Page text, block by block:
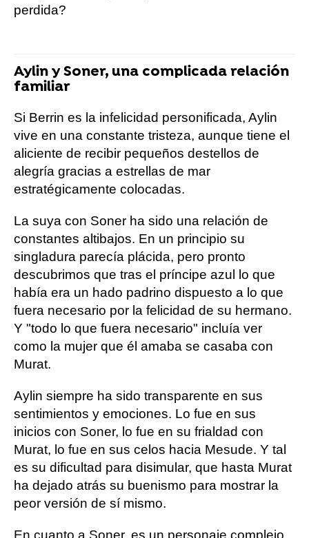
perdida?
Aylin y Soner, una complicada relación
familiar
Si Berrin es la infelicidad personificada, Aylin
vive en una constante tristeza, aunque tiene el
aliciente de recibir pequeños destellos de
alegría gracias a estrellas de mar
estratégicamente colocadas.
La suya con Soner ha sido una relación de
constantes altibajos. En un principio su
singladura parecía plácida, pero pronto
descubrimos que tras el príncipe azul lo que
había era un hado padrino dispuesto a lo que
fuera necesario por la felicidad de su hermano.
Y "todo lo que fuera necesario" incluía ver
como la mujer que él amaba se casaba con
Murat.
Aylin siempre ha sido transparente en sus
sentimientos y emociones. Lo fue en sus
inicios con Soner, lo fue en su frialdad con
Murat, lo fue en sus celos hacia Mesude. Y tal
es su dificultad para disimular, que hasta Murat
ha dejado atrás su buenismo para mostrar la
peor versión de sí mismo.
En cuanto a Soner, es un personaje complejo,